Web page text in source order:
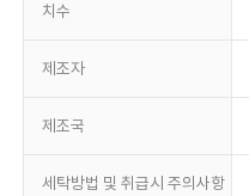
치수
제조자
제조국
세탁방법 및 취급시 주의사항